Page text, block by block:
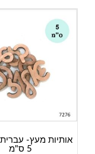
אותיות מעץ-
5 ס"מ